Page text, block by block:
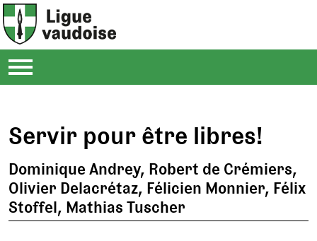
Servir pour être libres!
Dominique Andrey, Robert de Crémiers,
Olivier Delacrétaz, Félicien Monnier, Félix
Stoffel, Mathias Tuscher